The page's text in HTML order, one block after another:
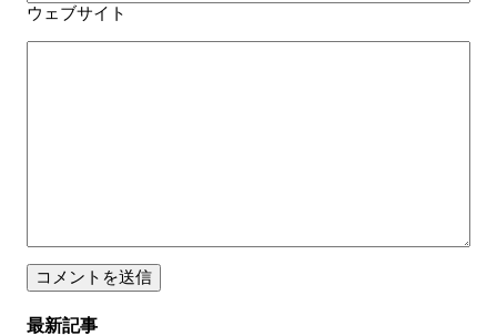
ウェブサイト
最新記事